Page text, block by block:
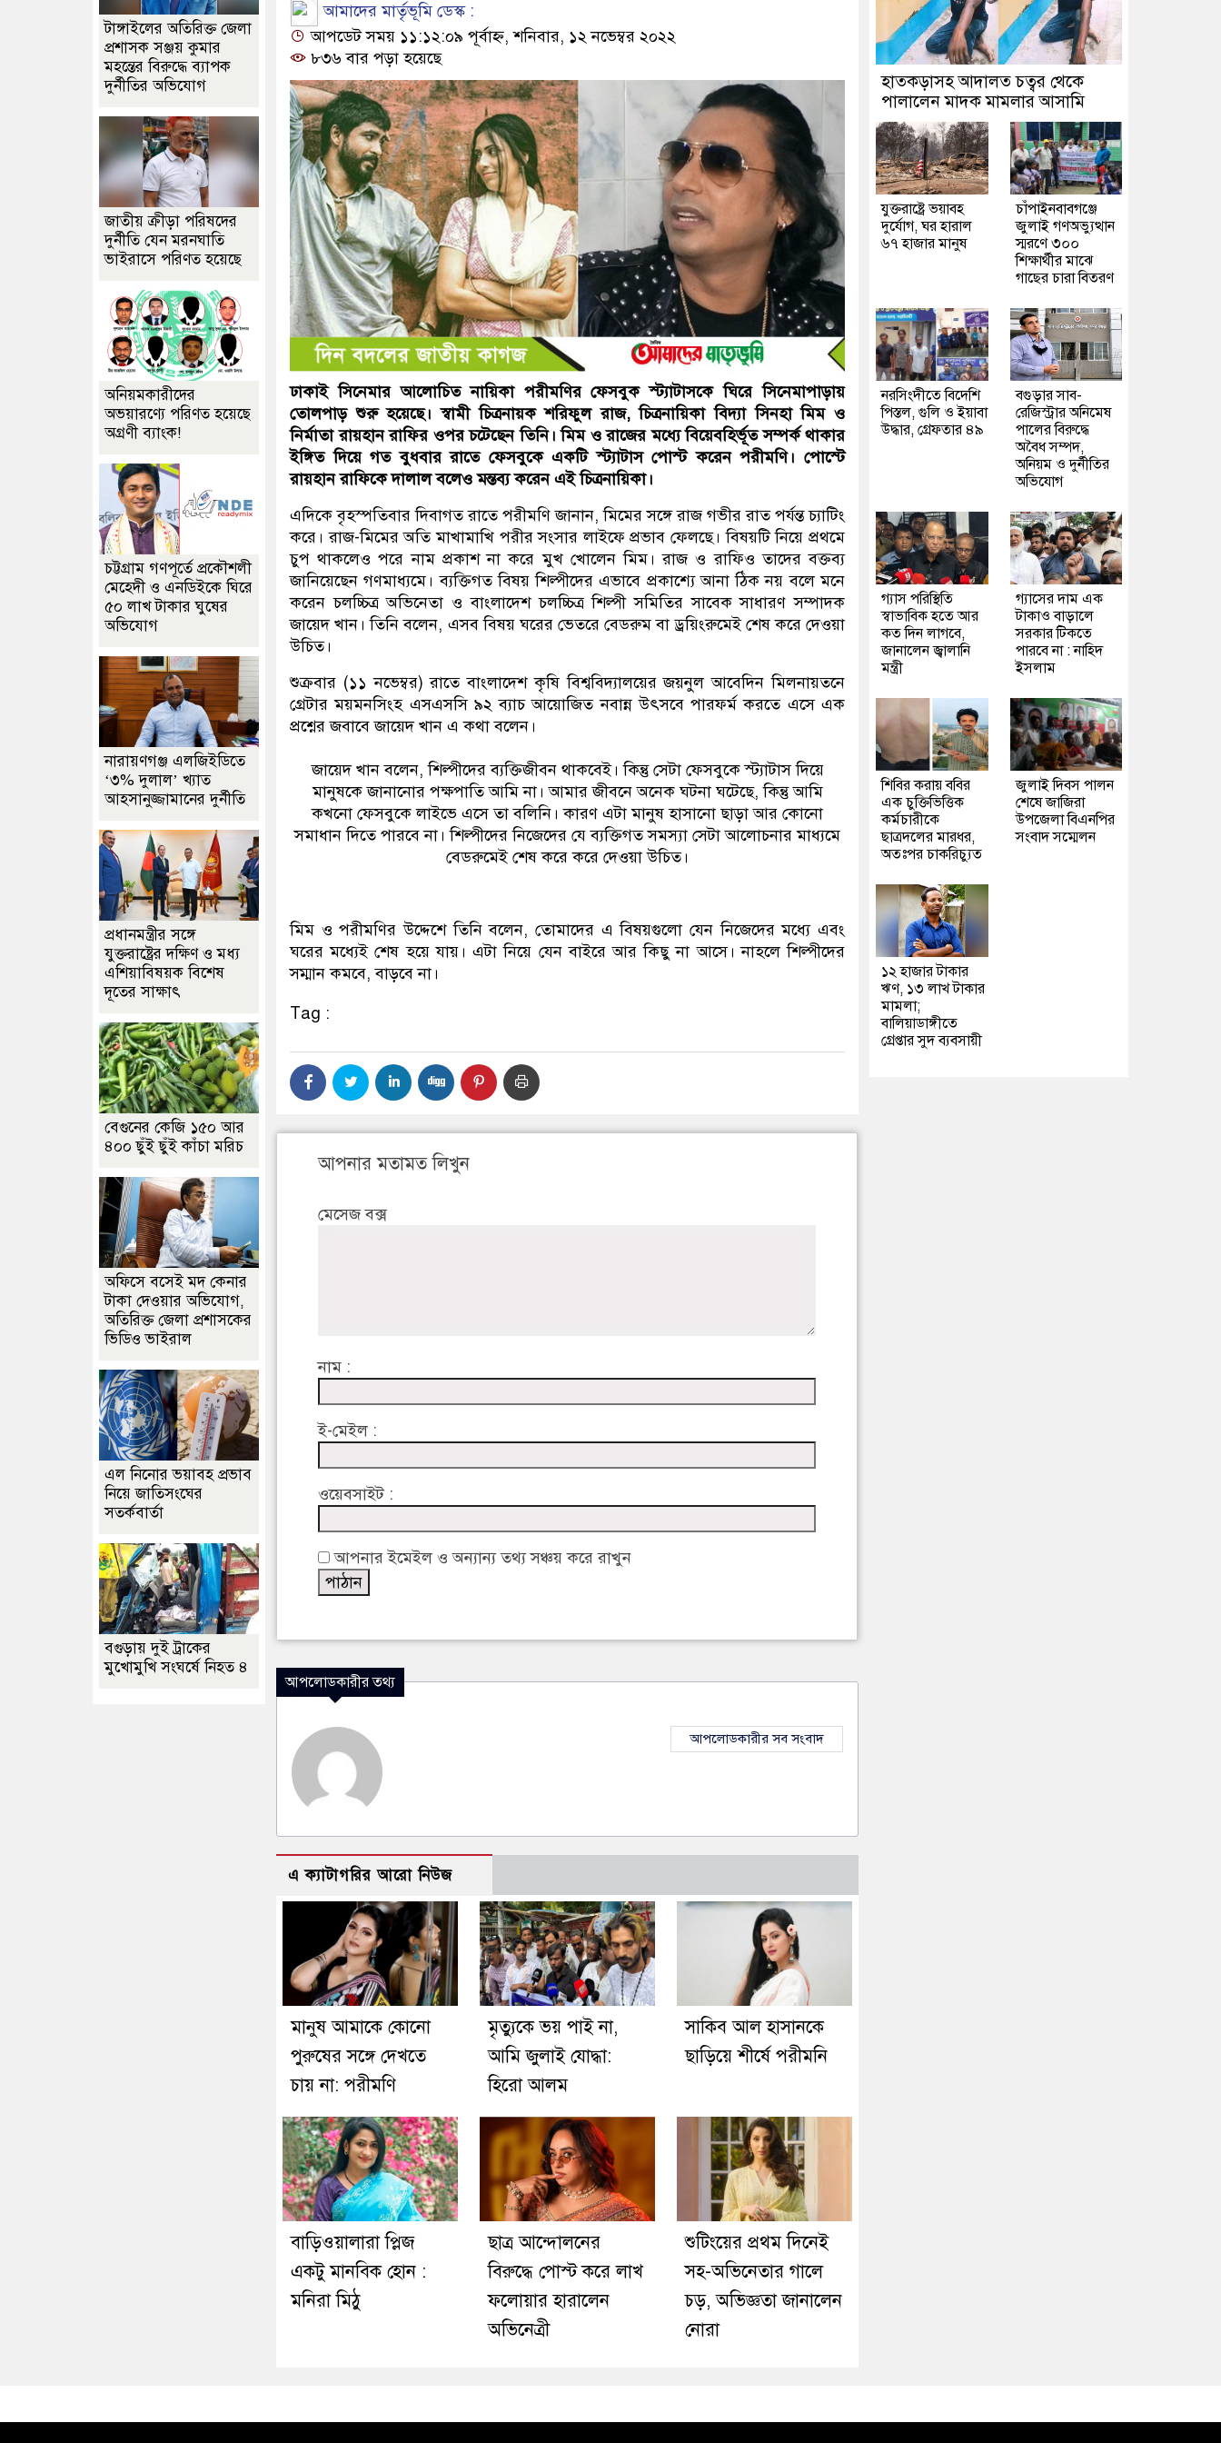
আমাদের মার্তৃভূমি ডেস্ক :
আপডেট সময় ১১:১২:০৯ পূর্বাহ্ন, শনিবার, ১২ নভেম্বর ২০২২
৮৩৬ বার পড়া হয়েছে
ঢাকাই সিনেমার আলোচিত নায়িকা পরীমণির ফেসবুক স্ট্যাটাসকে ঘিরে সিনেমাপাড়ায়
তোলপাড় শুরু হয়েছে। স্বামী চিত্রনায়ক শরিফুল রাজ, চিত্রনায়িকা বিদ্যা সিনহা মিম ও
নির্মাতা রায়হান রাফির ওপর চটেছেন তিনি। মিম ও রাজের মধ্যে বিয়েবহির্ভূত সম্পর্ক থাকার
ইঙ্গিত দিয়ে গত বুধবার রাতে ফেসবুকে একটি স্ট্যাটাস পোস্ট করেন পরীমণি। পোস্টে
রায়হান রাফিকে দালাল বলেও মন্তব্য করেন এই চিত্রনায়িকা।
এদিকে বৃহস্পতিবার দিবাগত রাতে পরীমণি জানান, মিমের সঙ্গে রাজ গভীর রাত পর্যন্ত চ্যাটিং
করে। রাজ-মিমের অতি মাখামাখি পরীর সংসার লাইফে প্রভাব ফেলছে। বিষয়টি নিয়ে প্রথমে
চুপ থাকলেও পরে নাম প্রকাশ না করে মুখ খোলেন মিম। রাজ ও রাফিও তাদের বক্তব্য
জানিয়েছেন গণমাধ্যমে। ব্যক্তিগত বিষয় শিল্পীদের এভাবে প্রকাশ্যে আনা ঠিক নয় বলে মনে
করেন চলচ্চিত্র অভিনেতা ও বাংলাদেশ চলচ্চিত্র শিল্পী সমিতির সাবেক সাধারণ সম্পাদক
জায়েদ খান। তিনি বলেন, এসব বিষয় ঘরের ভেতরে বেডরুম বা ড্রয়িংরুমেই শেষ করে দেওয়া
উচিত।
শুক্রবার (১১ নভেম্বর) রাতে বাংলাদেশ কৃষি বিশ্ববিদ্যালয়ের জয়নুল আবেদিন মিলনায়তনে
গ্রেটার ময়মনসিংহ এসএসসি ৯২ ব্যাচ আয়োজিত নবান্ন উৎসবে পারফর্ম করতে এসে এক
প্রশ্নের জবাবে জায়েদ খান এ কথা বলেন।
জায়েদ খান বলেন, শিল্পীদের ব্যক্তিজীবন থাকবেই। কিন্তু সেটা ফেসবুকে স্ট্যাটাস দিয়ে
মানুষকে জানানোর পক্ষপাতি আমি না। আমার জীবনে অনেক ঘটনা ঘটেছে, কিন্তু আমি
কখনো ফেসবুকে লাইভে এসে তা বলিনি। কারণ এটা মানুষ হাসানো ছাড়া আর কোনো
সমাধান দিতে পারবে না। শিল্পীদের নিজেদের যে ব্যক্তিগত সমস্যা সেটা আলোচনার মাধ্যমে
বেডরুমেই শেষ করে করে দেওয়া উচিত।
মিম ও পরীমণির উদ্দেশে তিনি বলেন, তোমাদের এ বিষয়গুলো যেন নিজেদের মধ্যে এবং
ঘরের মধ্যেই শেষ হয়ে যায়। এটা নিয়ে যেন বাইরে আর কিছু না আসে। নাহলে শিল্পীদের
সম্মান কমবে, বাড়বে না।
Tag :
আপনার মতামত লিখুন
মেসেজ বক্স
নাম :
ই-মেইল :
ওয়েবসাইট :
আপনার ইমেইল ও অন্যান্য তথ্য সঞ্চয় করে রাখুন
আপলোডকারীর তথ্য
আপলোডকারীর সব সংবাদ
এ ক্যাটাগরির আরো নিউজ
মানুষ আমাকে কোনো
পুরুষের সঙ্গে দেখতে
চায় না: পরীমণি
মৃত্যুকে ভয় পাই না,
আমি জুলাই যোদ্ধা:
হিরো আলম
সাকিব আল হাসানকে
ছাড়িয়ে শীর্ষে পরীমনি
বাড়িওয়ালারা প্লিজ
একটু মানবিক হোন :
মনিরা মিঠু
ছাত্র আন্দোলনের
বিরুদ্ধে পোস্ট করে লাখ
ফলোয়ার হারালেন
অভিনেত্রী
শুটিংয়ের প্রথম দিনেই
সহ-অভিনেতার গালে
চড়, অভিজ্ঞতা জানালেন
নোরা
টাঙ্গাইলের অতিরিক্ত জেলা
প্রশাসক সঞ্জয় কুমার
মহন্তের বিরুদ্ধে ব্যাপক
দুর্নীতির অভিযোগ
জাতীয় ক্রীড়া পরিষদের
দুর্নীতি যেন মরনঘাতি
ভাইরাসে পরিণত হয়েছে
অনিয়মকারীদের
অভয়ারণ্যে পরিণত হয়েছে
অগ্রণী ব্যাংক!
চট্টগ্রাম গণপূর্তে প্রকৌশলী
মেহেদী ও এনডিইকে ঘিরে
৫০ লাখ টাকার ঘুষের
অভিযোগ
নারায়ণগঞ্জ এলজিইডিতে
‘৩% দুলাল’ খ্যাত
আহসানুজ্জামানের দুর্নীতি
প্রধানমন্ত্রীর সঙ্গে
যুক্তরাষ্ট্রের দক্ষিণ ও মধ্য
এশিয়াবিষয়ক বিশেষ
দূতের সাক্ষাৎ
বেগুনের কেজি ১৫০ আর
৪০০ ছুঁই ছুঁই কাঁচা মরিচ
অফিসে বসেই মদ কেনার
টাকা দেওয়ার অভিযোগ,
অতিরিক্ত জেলা প্রশাসকের
ভিডিও ভাইরাল
এল নিনোর ভয়াবহ প্রভাব
নিয়ে জাতিসংঘের
সতর্কবার্তা
বগুড়ায় দুই ট্রাকের
মুখোমুখি সংঘর্ষে নিহত ৪
হাতকড়াসহ আদালত চত্বর থেকে
পালালেন মাদক মামলার আসামি
যুক্তরাষ্ট্রে ভয়াবহ
দুর্যোগ, ঘর হারাল
৬৭ হাজার মানুষ
চাঁপাইনবাবগঞ্জে
জুলাই গণঅভ্যুত্থান
স্মরণে ৩০০
শিক্ষার্থীর মাঝে
গাছের চারা বিতরণ
নরসিংদীতে বিদেশি
পিস্তল, গুলি ও ইয়াবা
উদ্ধার, গ্রেফতার ৪৯
বগুড়ার সাব-
রেজিস্ট্রার অনিমেষ
পালের বিরুদ্ধে
অবৈধ সম্পদ,
অনিয়ম ও দুর্নীতির
অভিযোগ
গ্যাস পরিস্থিতি
স্বাভাবিক হতে আর
কত দিন লাগবে,
জানালেন জ্বালানি
মন্ত্রী
গ্যাসের দাম এক
টাকাও বাড়ালে
সরকার টিকতে
পারবে না : নাহিদ
ইসলাম
শিবির করায় ববির
এক চুক্তিভিত্তিক
কর্মচারীকে
ছাত্রদলের মারধর,
অতঃপর চাকরিচ্যুত
জুলাই দিবস পালন
শেষে জাজিরা
উপজেলা বিএনপির
সংবাদ সম্মেলন
১২ হাজার টাকার
ঋণ, ১৩ লাখ টাকার
মামলা;
বালিয়াডাঙ্গীতে
গ্রেপ্তার সুদ ব্যবসায়ী